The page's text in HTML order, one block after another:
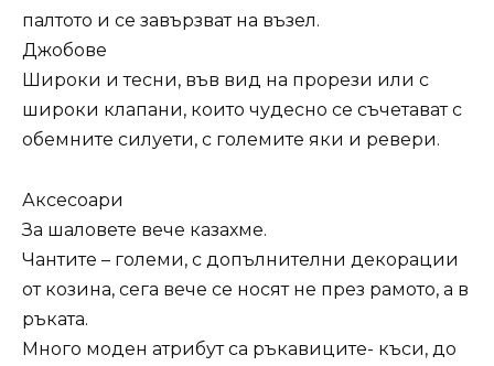
палтото и се завързват на възел.
Джобове
Широки и тесни, във вид на прорези или с
широки клапани, които чудесно се съчетават с
обемните силуети, с големите яки и ревери.
Аксесоари
За шаловете вече казахме.
Чантите – големи, с допълнителни декорации
от козина, сега вече се носят не през рамото, а в
ръката.
Много моден атрибут са ръкавиците- къси, до